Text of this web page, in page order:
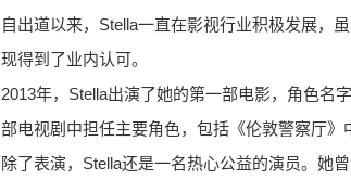
自出道以来，Stella一直在影视行业积极发展，
现得到了业内认可。
2013年，Stella出演了她的第一部电影，角色名
部电视剧中担任主要角色，包括《伦敦警察厅》
除了表演，Stella还是一名热心公益的演员。她